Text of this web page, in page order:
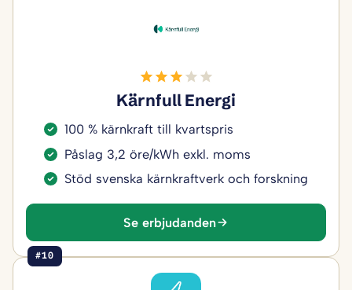
Kärnfull Energi
100 % kärnkraft till kvartspris
Påslag 3,2 öre/kWh exkl. moms
Stöd svenska kärnkraftverk och forskning
Se erbjudanden
#10